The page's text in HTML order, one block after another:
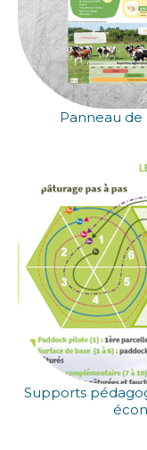
Panneau
Supports